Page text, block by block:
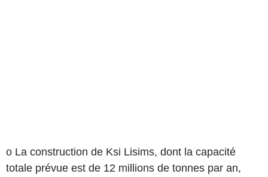
o La construction de Ksi Lisims, dont la capacité
totale prévue est de 12 millions de tonnes par an,